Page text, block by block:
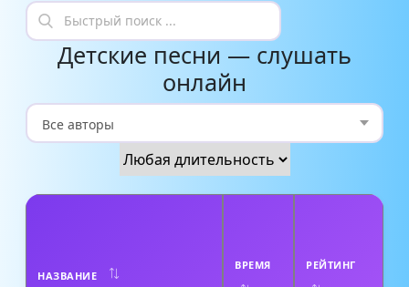
Детские песни — слушать
онлайн
НАЗВАНИЕ
ВРЕМЯ РЕЙТИНГ